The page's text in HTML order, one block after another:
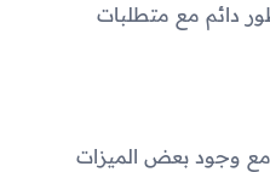
دائم مع متطلبات
مع وجود بعض الميزات